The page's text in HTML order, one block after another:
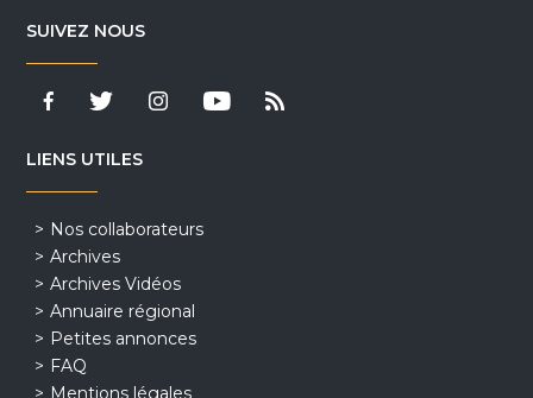
SUIVEZ NOUS
LIENS UTILES
Nos collaborateurs
Archives
Archives Vidéos
Annuaire régional
Petites annonces
FAQ
Mentions légales